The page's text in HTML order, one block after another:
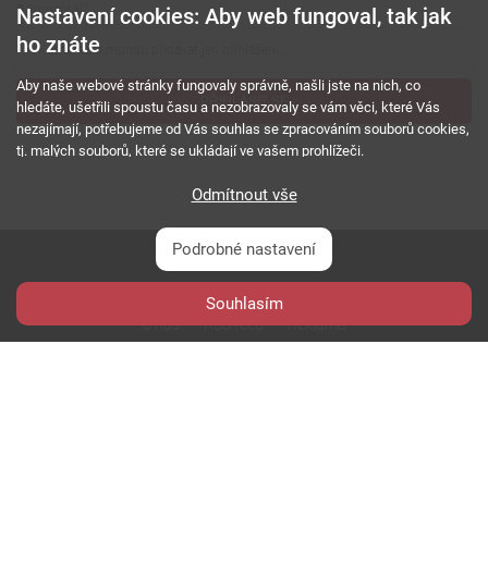
0 komentářů
PŘIHLÁSIT SE
O nás RSS feed
Reklama
Nastavení cookies: Aby web fungoval, tak jak
ho znáte
Aby naše webové stránky fungovaly správně, našli jste na nich, co
hledáte, ušetřili spoustu času a nezobrazovaly se vám věci, které Vás
nezajímají, potřebujeme od Vás souhlas se zpracováním souborů cookies,
tj. malých souborů, které se ukládají ve vašem prohlížeči.
Odmítnout vše
Podrobné nastavení
Souhlasím